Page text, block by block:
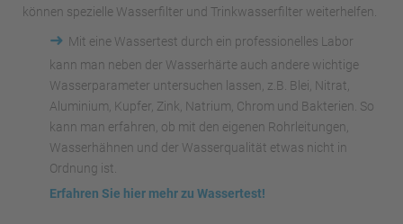
können spezielle Wasserfilter und Trinkwasserfilter weiterhelfen.
➜ Mit eine Wassertest durch ein professionelles Labor
kann man neben der Wasserhärte auch andere wichtige
Wasserparameter untersuchen lassen, z.B. Blei, Nitrat,
Aluminium, Kupfer, Zink, Natrium, Chrom und Bakterien. So
kann man erfahren, ob mit den eigenen Rohrleitungen,
Wasserhähnen und der Wasserqualität etwas nicht in
Ordnung ist.
Erfahren Sie hier mehr zu Wassertest!